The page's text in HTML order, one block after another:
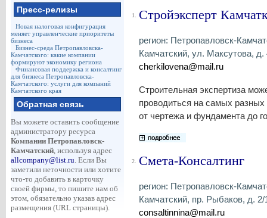
Пресс-релизы
Новая налоговая конфигурация
меняет управленческие приоритеты
бизнеса
Бизнес-среда Петропавловска-
Камчатского: какие компании
формируют экономику региона
Финансовая поддержка и консалтинг
для бизнеса Петропавловска-
Камчатского: услуги для компаний
Камчатского края
Обратная связь
Вы можете оставить сообщение
администратору ресурса
Компании Петропавловск-
Камчатский, используя адрес
allcompany@list.ru. Если Вы
заметили неточности или хотите
что-то добавить в карточку
своей фирмы, то пишите нам об
этом, обязательно указав адрес
размещения (URL страницы).
1. Стройэксперт
регион: Петропавловск-
Камчатский, ул. Максутова,
cherkilovena@mail.ru
Строительная экспертиза
проводиться на самых разных
от чертежа и фундамента до
2. Смета-Консалтинг
регион: Петропавловск-
Камчатский, пр. Рыбаков, д.
consaltinnina@mail.ru